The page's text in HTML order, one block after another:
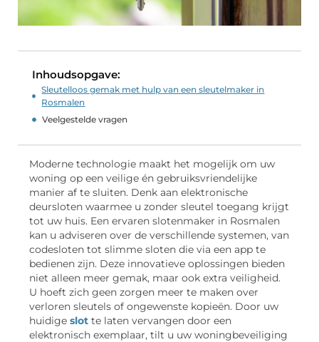
Inhoudsopgave:
Sleutelloos gemak met hulp van een sleutelmaker in
Rosmalen
Veelgestelde vragen
Moderne technologie maakt het mogelijk om uw
woning op een veilige én gebruiksvriendelijke
manier af te sluiten. Denk aan elektronische
deursloten waarmee u zonder sleutel toegang krijgt
tot uw huis. Een ervaren slotenmaker in Rosmalen
kan u adviseren over de verschillende systemen, van
codesloten tot slimme sloten die via een app te
bedienen zijn. Deze innovatieve oplossingen bieden
niet alleen meer gemak, maar ook extra veiligheid.
U hoeft zich geen zorgen meer te maken over
verloren sleutels of ongewenste kopieën. Door uw
huidige slot te laten vervangen door een
elektronisch exemplaar, tilt u uw woningbeveiliging